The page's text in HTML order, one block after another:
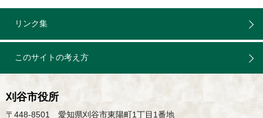
リンク集
このサイトの考え方
刈谷市役所
〒448-8501 愛知県刈谷市東陽町1丁目1番地